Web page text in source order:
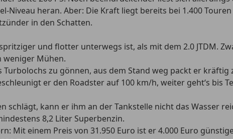
heran. Aber: Die Kraft liegt bereits bei 1.400
in den Schatten.
und flotter unterwegs ist, als mit dem 2.0 JTDM.
weniger Mühen.
zu gönnen, aus dem Stand weg packt er
er den Roadster auf 100 km/h, weiter geht‘s bis
schlägt, kann er ihm an der Tankstelle nicht das Wasser
8,2 Liter Superbenzin.
Mit einem Preis von 31.950 Euro ist er 4.000 Euro